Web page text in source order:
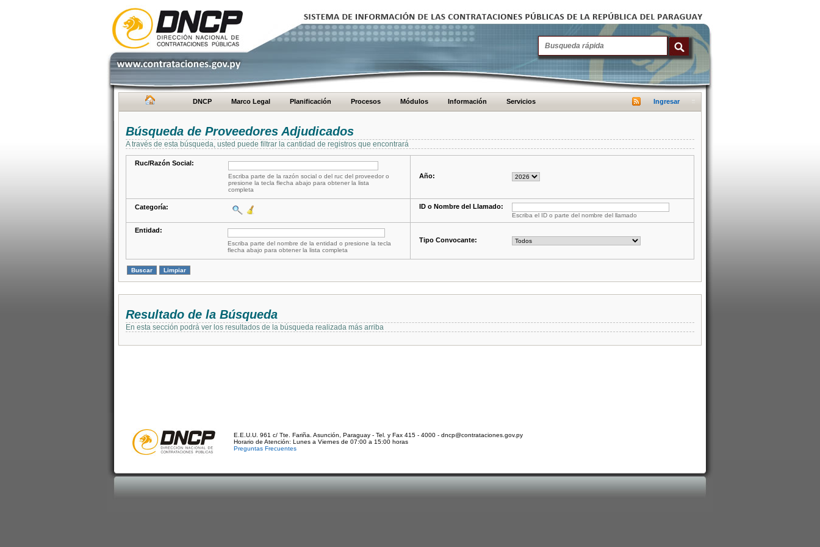
DNCP Marco Legal Planificación Procesos Módulos Información Servicios Ingresar
Búsqueda de Proveedores Adjudicados
A través de esta búsqueda, usted puede filtrar la cantidad de registros que encontrará
Ruc/Razón Social:
Escriba parte de la razón social o del ruc del proveedor o
presione la tecla flecha abajo para obtener la lista
completa
Año:
Categoría: ID o Nombre del Llamado:
Escriba el ID o parte del nombre del llamado
Entidad:
Escriba parte del nombre de la entidad o presione la tecla
flecha abajo para obtener la lista completa
Tipo Convocante:
Resultado de la Búsqueda
En esta sección podrá ver los resultados de la búsqueda realizada más arriba
E.E.U.U. 961 c/ Tte. Fariña. Asunción, Paraguay - Tel. y Fax 415 - 4000 - dncp@contrataciones.gov.py
Horario de Atención: Lunes a Viernes de 07:00 a 15:00 horas
Preguntas Frecuentes